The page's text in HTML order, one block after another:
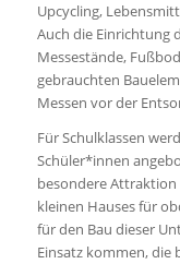
Upcycling,
Auch die Einrichtung
Messestände,
gebrauchten
Messen vor der
Für Schulklassen
Schüler*innen
besondere Attraktion
kleinen Hauses für
für den Bau dieser
Einsatz kommen, die